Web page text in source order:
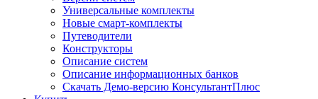
Универсальные комплекты
Новые смарт-комплекты
Путеводители
Конструкторы
Описание систем
Описание информационных банков
Скачать Демо-версию КонсультантПлюс